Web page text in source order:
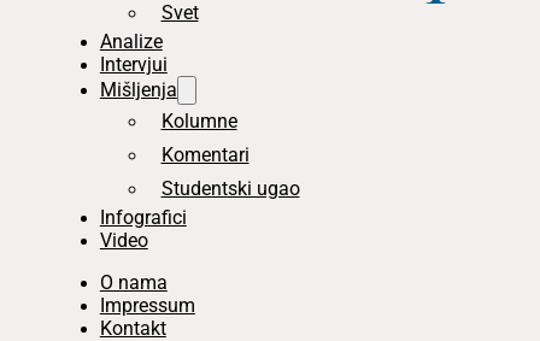
Svet
Analize
Intervjui
Mišljenja
Kolumne
Komentari
Studentski ugao
Infografici
Video
O nama
Impressum
Kontakt